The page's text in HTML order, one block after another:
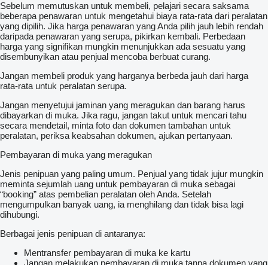
Sebelum memutuskan untuk membeli, pelajari secara saksama
beberapa penawaran untuk mengetahui biaya rata-rata dari peralatan
yang dipilih. Jika harga penawaran yang Anda pilih jauh lebih rendah
daripada penawaran yang serupa, pikirkan kembali. Perbedaan
harga yang signifikan mungkin menunjukkan ada sesuatu yang
disembunyikan atau penjual mencoba berbuat curang.
Jangan membeli produk yang harganya berbeda jauh dari harga
rata-rata untuk peralatan serupa.
Jangan menyetujui jaminan yang meragukan dan barang harus
dibayarkan di muka. Jika ragu, jangan takut untuk mencari tahu
secara mendetail, minta foto dan dokumen tambahan untuk
peralatan, periksa keabsahan dokumen, ajukan pertanyaan.
Pembayaran di muka yang meragukan
Jenis penipuan yang paling umum. Penjual yang tidak jujur mungkin
meminta sejumlah uang untuk pembayaran di muka sebagai
“booking” atas pembelian peralatan oleh Anda. Setelah
mengumpulkan banyak uang, ia menghilang dan tidak bisa lagi
dihubungi.
Berbagai jenis penipuan di antaranya:
Mentransfer pembayaran di muka ke kartu